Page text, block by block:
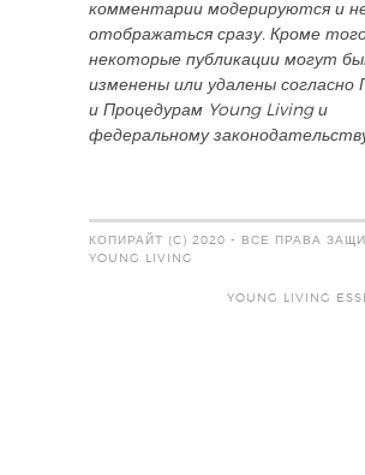
комментарии модерируются и
отображаться сразу. Кроме
некоторые публикации могут
изменены или удалены согласно
и Процедурам Young Living и
федеральному
КОПИРАЙТ (C) 2020 - ВСЕ ПРАВА
YOUNG LIVING
YOUNG LIVING